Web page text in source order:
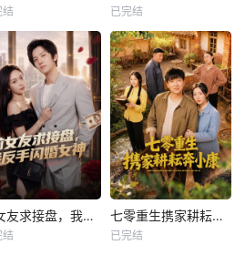
结 已完结
前女友求接盘，我反手闪婚女神
结
七零重生携家耕耘奔小康
已完结